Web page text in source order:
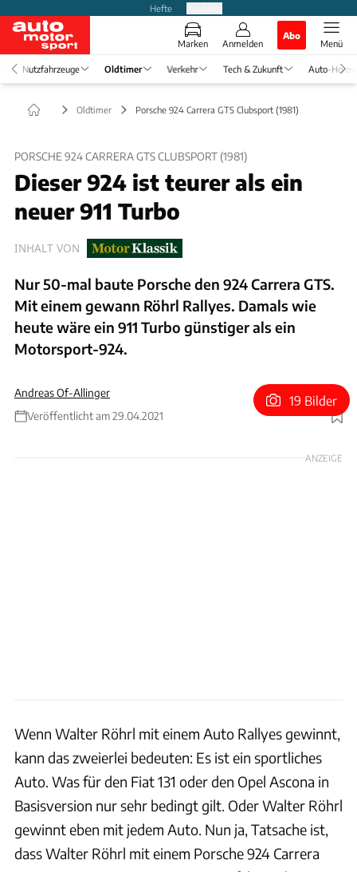
Hefte
Marken Anmelden
Abo
Menü
Nutzfahrzeuge Oldtimer Verkehr Tech & Zukunft Auto-
Oldtimer Porsche 924 Carrera GTS Clubsport (1981)
PORSCHE 924 CARRERA GTS CLUBSPORT (1981)
Dieser 924 ist teurer als ein
neuer 911 Turbo
INHALT VON
Nur 50-mal baute Porsche den 924 Carrera GTS.
Mit einem gewann Röhrl Rallyes. Damals wie
heute wäre ein 911 Turbo günstiger als ein
Motorsport-924.
Andreas Of-Allinger
Veröffentlicht am 29.04.2021
Foto: Stephan Bauer/Schaltkulisse
19 Bilder
ANZEIGE
Wenn Walter Röhrl mit einem Auto Rallyes gewinnt,
kann das zweierlei bedeuten: Es ist ein sportliches
Auto. Was für den Fiat 131 oder den Opel Ascona in
Basisversion nur sehr bedingt gilt. Oder Walter Röhrl
gewinnt eben mit jedem Auto. Nun ja, Tatsache ist,
dass Walter Röhrl mit einem Porsche 924 Carrera